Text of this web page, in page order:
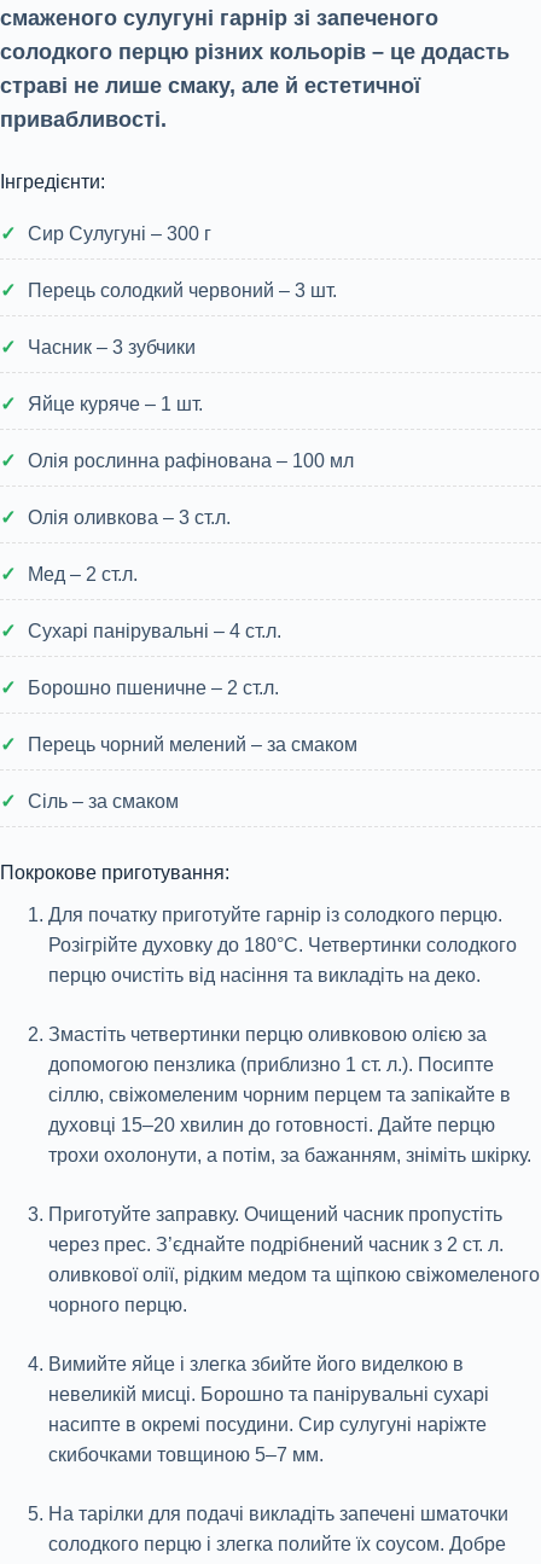
смаженого сулугуні гарнір зі запеченого
солодкого перцю різних кольорів – це додасть
страві не лише смаку, але й естетичної
привабливості.
Інгредієнти:
Сир Сулугуні – 300 г
Перець солодкий червоний – 3 шт.
Часник – 3 зубчики
Яйце куряче – 1 шт.
Олія рослинна рафінована – 100 мл
Олія оливкова – 3 ст.л.
Мед – 2 ст.л.
Сухарі панірувальні – 4 ст.л.
Борошно пшеничне – 2 ст.л.
Перець чорний мелений – за смаком
Сіль – за смаком
Покрокове приготування:
Для початку приготуйте гарнір із солодкого перцю.
Розігрійте духовку до 180°С. Четвертинки солодкого
перцю очистіть від насіння та викладіть на деко.
Змастіть четвертинки перцю оливковою олією за
допомогою пензлика (приблизно 1 ст. л.). Посипте
сіллю, свіжомеленим чорним перцем та запікайте в
духовці 15–20 хвилин до готовності. Дайте перцю
трохи охолонути, а потім, за бажанням, зніміть шкірку.
Приготуйте заправку. Очищений часник пропустіть
через прес. З’єднайте подрібнений часник з 2 ст. л.
оливкової олії, рідким медом та щіпкою свіжомеленого
чорного перцю.
Вимийте яйце і злегка збийте його виделкою в
невеликій мисці. Борошно та панірувальні сухарі
насипте в окремі посудини. Сир сулугуні наріжте
скибочками товщиною 5–7 мм.
На тарілки для подачі викладіть запечені шматочки
солодкого перцю і злегка полийте їх соусом. Добре